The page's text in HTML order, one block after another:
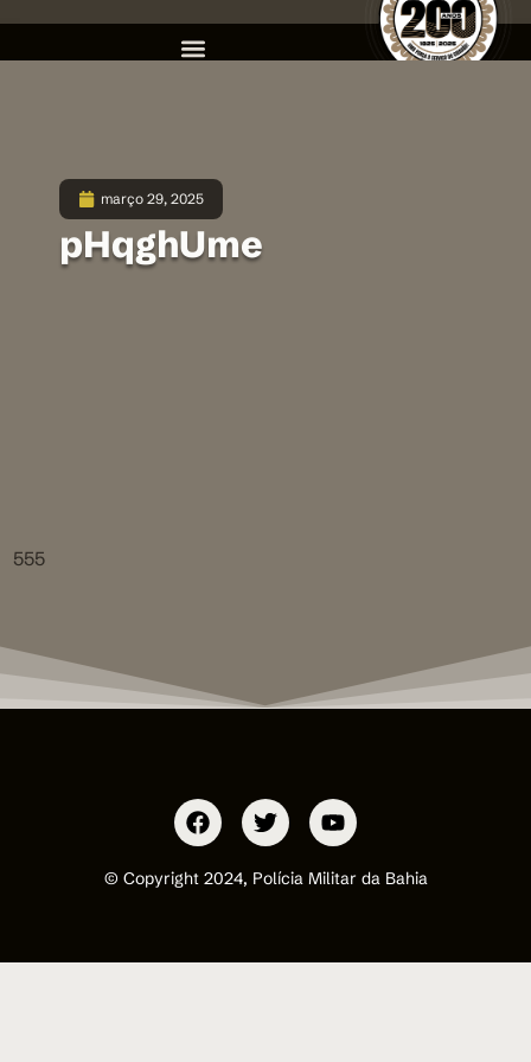
março 29, 2025
pHqghUme
555
© Copyright 2024, Polícia Militar da Bahia